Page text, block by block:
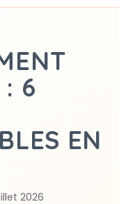
: 6
EN
2026